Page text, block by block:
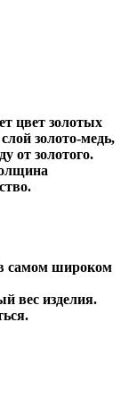
цвет золотых
золото-медь,
от золотого.
самом широком
вес изделия.